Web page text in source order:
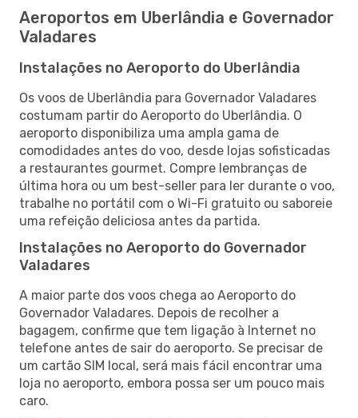
Aeroportos em Uberlândia e Governador
Valadares
Instalações no Aeroporto do Uberlândia
Os voos de Uberlândia para Governador Valadares
costumam partir do Aeroporto do Uberlândia. O
aeroporto disponibiliza uma ampla gama de
comodidades antes do voo, desde lojas sofisticadas
a restaurantes gourmet. Compre lembranças de
última hora ou um best-seller para ler durante o voo,
trabalhe no portátil com o Wi-Fi gratuito ou saboreie
uma refeição deliciosa antes da partida.
Instalações no Aeroporto do Governador
Valadares
A maior parte dos voos chega ao Aeroporto do
Governador Valadares. Depois de recolher a
bagagem, confirme que tem ligação à Internet no
telefone antes de sair do aeroporto. Se precisar de
um cartão SIM local, será mais fácil encontrar uma
loja no aeroporto, embora possa ser um pouco mais
caro.